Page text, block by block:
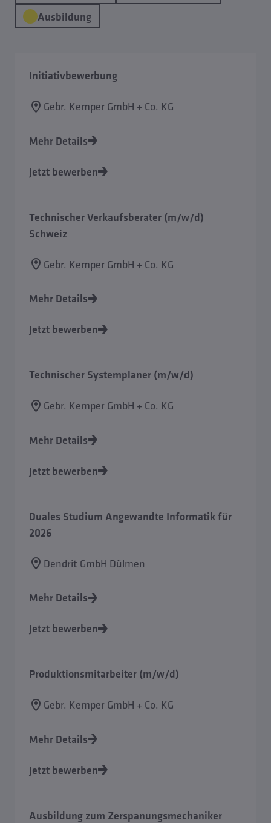
Ausbildung
Initiativbewerbung
Gebr. Kemper GmbH + Co. KG
Mehr Details
Jetzt bewerben
Technischer Verkaufsberater (m/w/d)
Schweiz
Gebr. Kemper GmbH + Co. KG
Mehr Details
Jetzt bewerben
Technischer Systemplaner (m/w/d)
Gebr. Kemper GmbH + Co. KG
Mehr Details
Jetzt bewerben
Duales Studium Angewandte Informatik für
2026
Dendrit GmbH Dülmen
Mehr Details
Jetzt bewerben
Produktionsmitarbeiter (m/w/d)
Gebr. Kemper GmbH + Co. KG
Mehr Details
Jetzt bewerben
Ausbildung zum Zerspanungsmechaniker